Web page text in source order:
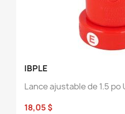
IBPLE
Lance ajustable de 1.5
18,05 $